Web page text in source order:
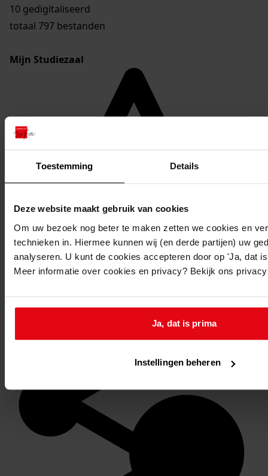
Toestemming Details
Deze website maakt gebruik van cookies
Om uw bezoek nog beter te maken zetten we cookies en
technieken in. Hiermee kunnen wij (en derde partijen) uw
analyseren. U kunt de cookies accepteren door op 'Ja, dat
Meer informatie over cookies en privacy? Bekijk ons
Ja, dat is prima
Instellingen beheren
10 gedigitaliseerd
totaal 797 bestanden
Mijn Studiezaal
Favoriet of een notitie maken